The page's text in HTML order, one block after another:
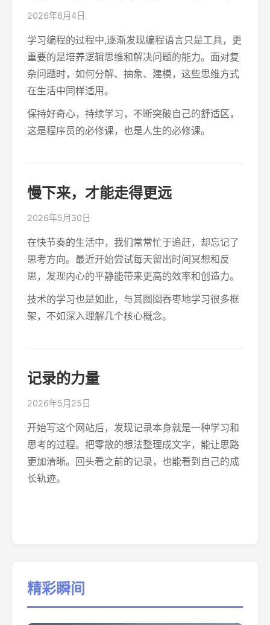
2026年6月4日
学习编程的过程中,逐渐发现编程语言只是工具，更
重要的是培养逻辑思维和解决问题的能力。面对复
杂问题时，如何分解、抽象、建模，这些思维方式
在生活中同样适用。
保持好奇心，持续学习，不断突破自己的舒适区，
这是程序员的必修课，也是人生的必修课。
慢下来，才能走得更远
2026年5月30日
在快节奏的生活中，我们常常忙于追赶，却忘记了
思考方向。最近开始尝试每天留出时间冥想和反
思，发现内心的平静能带来更高的效率和创造力。
技术的学习也是如此，与其囫囵吞枣地学习很多框
架，不如深入理解几个核心概念。
记录的力量
2026年5月25日
开始写这个网站后，发现记录本身就是一种学习和
思考的过程。把零散的想法整理成文字，能让思路
更加清晰。回头看之前的记录，也能看到自己的成
长轨迹。
精彩瞬间